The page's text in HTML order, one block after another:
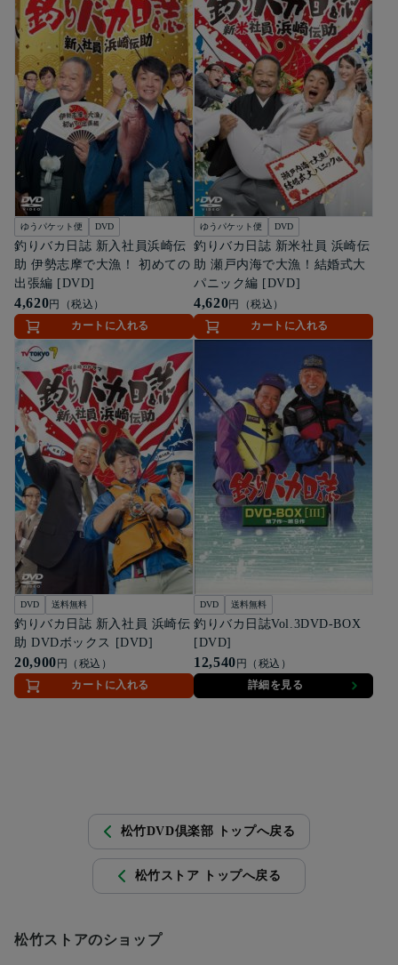
ゆうパケット便 DVD
釣りバカ日誌 新入社員浜崎伝
助 伊勢志摩で大漁！ 初めての
出張編 [DVD]
4,620円（税込）
カートに入れる
ゆうパケット便 DVD
釣りバカ日誌 新米社員 浜崎伝
助 瀬戸内海で大漁！結婚式大
パニック編 [DVD]
4,620円（税込）
カートに入れる
DVD 送料無料
釣りバカ日誌 新入社員 浜崎伝
助 DVDボックス [DVD]
20,900円（税込）
カートに入れる
DVD 送料無料
釣りバカ日誌Vol.3DVD-BOX
[DVD]
12,540円（税込）
詳細を見る
松竹DVD倶楽部 トップへ戻る
松竹ストア トップへ戻る
松竹ストアのショップ